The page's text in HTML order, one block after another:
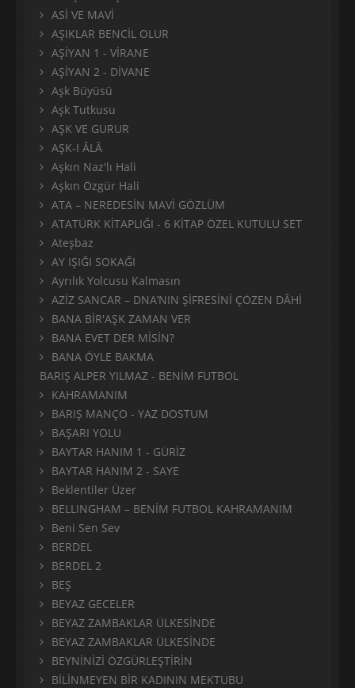
ASİ VE MAVİ
AŞIKLAR BENCİL OLUR
AŞİYAN 1 - VİRANE
AŞİYAN 2 - DİVANE
Aşk Büyüsü
Aşk Tutkusu
AŞK VE GURUR
AŞK-I ÂLÂ
Aşkın Naz'lı Hali
Aşkın Özgür Hali
ATA – NEREDESİN MAVİ GÖZLÜM
ATATÜRK KİTAPLIĞI - 6 KİTAP ÖZEL KUTULU SET
Ateşbaz
AY IŞIĞI SOKAĞI
Ayrılık Yolcusu Kalmasın
AZİZ SANCAR – DNA’NIN ŞİFRESİNİ ÇÖZEN DÂHİ
BANA BİR'AŞK ZAMAN VER
BANA EVET DER MİSİN?
BANA ÖYLE BAKMA
BARIŞ ALPER YILMAZ - BENİM FUTBOL
KAHRAMANIM
BARIŞ MANÇO - YAZ DOSTUM
BAŞARI YOLU
BAYTAR HANIM 1 - GÜRİZ
BAYTAR HANIM 2 - SAYE
Beklentiler Üzer
BELLINGHAM – BENİM FUTBOL KAHRAMANIM
Beni Sen Sev
BERDEL
BERDEL 2
BEŞ
BEYAZ GECELER
BEYAZ ZAMBAKLAR ÜLKESİNDE
BEYAZ ZAMBAKLAR ÜLKESİNDE
BEYNİNİZİ ÖZGÜRLEŞTİRİN
BİLİNMEYEN BİR KADININ MEKTUBU